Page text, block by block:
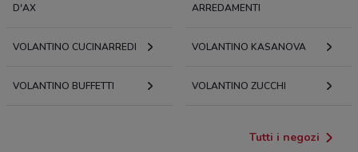
D'AX
ARREDAMENTI
VOLANTINO CUCINARREDI VOLANTINO KASANOVA
VOLANTINO BUFFETTI VOLANTINO ZUCCHI
Tutti i negozi